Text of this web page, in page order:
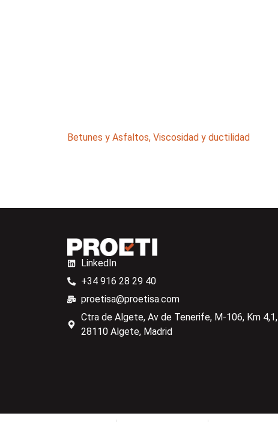
Betunes y Asfaltos, Viscosidad y ductilidad
LinkedIn
+34 916 28 29 40
proetisa@proetisa.com
Ctra de Algete, Av de Tenerife, M-106, Km 4,1,
28110 Algete, Madrid